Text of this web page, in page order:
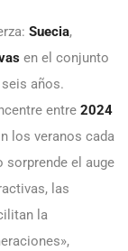
Suecia,
en el conjunto
años.
entre 2024
los veranos cada
sorprende el auge
las
la